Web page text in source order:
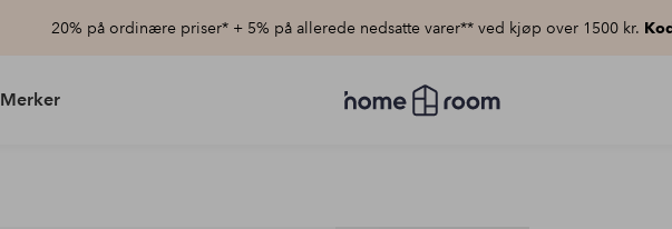
20% på ordinære priser* + 5% på allerede nedsatte varer** ved kjøp over 1500 kr.
Merker
Homeroom
–